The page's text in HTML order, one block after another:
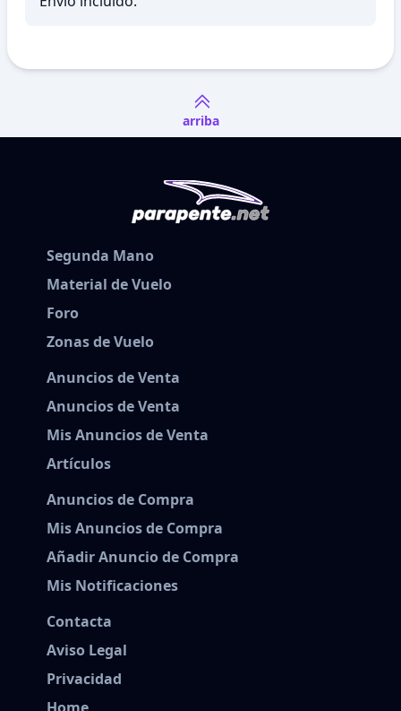
arriba
Segunda Mano
Material de Vuelo
Foro
Zonas de Vuelo
Anuncios de Venta
Anuncios de Venta
Mis Anuncios de Venta
Artículos
Anuncios de Compra
Mis Anuncios de Compra
Añadir Anuncio de Compra
Mis Notificaciones
Contacta
Aviso Legal
Privacidad